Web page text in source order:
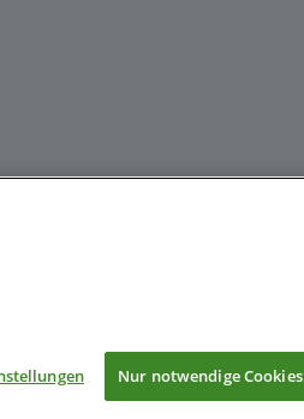
Nur notwendige Cookies